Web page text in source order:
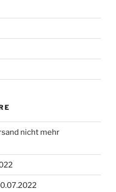
nicht mehr